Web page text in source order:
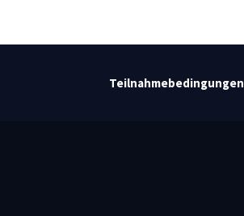
Teilnahmebedingungen